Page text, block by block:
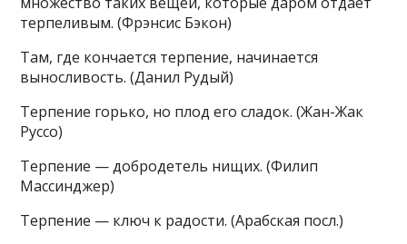
терпеливым. (Фрэнсис Бэкон)
Там, где кончается терпение, начинается
выносливость. (Данил Рудый)
Терпение горько, но плод его сладок. (Жан-Жак
Руссо)
Терпение — добродетель нищих. (Филип
Массинджер)
Терпение — ключ к радости. (Арабская посл.)